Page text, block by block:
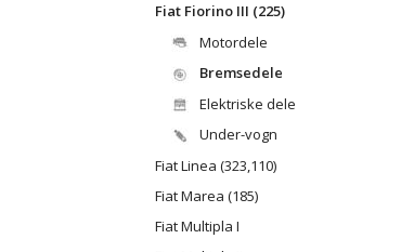
Fiat Fiorino III (225)
Motordele
Bremsedele
Elektriske dele
Under-vogn
Fiat Linea (323,110)
Fiat Marea (185)
Fiat Multipla I